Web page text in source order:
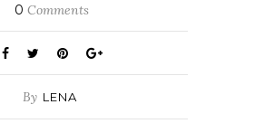
0 Comments
By LENA